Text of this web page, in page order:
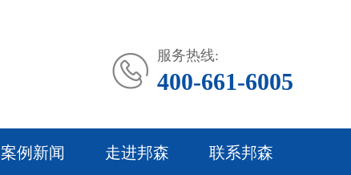
服务热线:
400-661-6005
案例新闻 走进邦森 联系邦森